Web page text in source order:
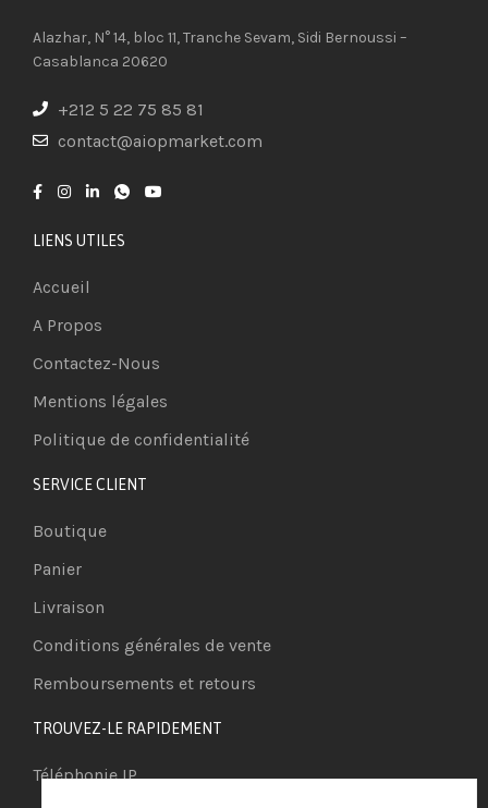
Alazhar, N° 14, bloc 11, Tranche Sevam, Sidi Bernoussi –
Casablanca 20620
+212 5 22 75 85 81
contact@aiopmarket.com
LIENS UTILES
Accueil
A Propos
Contactez-Nous
Mentions légales
Politique de confidentialité
SERVICE CLIENT
Boutique
Panier
Livraison
Conditions générales de vente
Remboursements et retours
TROUVEZ-LE RAPIDEMENT
Téléphonie IP